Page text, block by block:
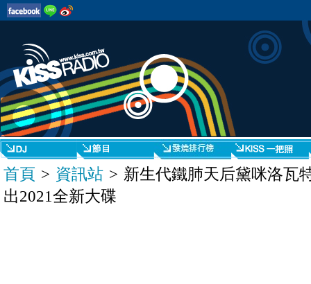
首頁 > 資訊站 > 新生代鐵肺天后黛咪洛瓦
出2021全新大碟